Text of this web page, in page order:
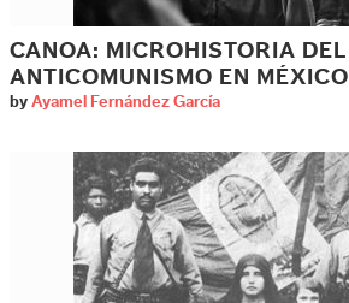
CANOA: MICROHISTORIA DEL
ANTICOMUNISMO EN MÉXICO
by Ayamel Fernández García